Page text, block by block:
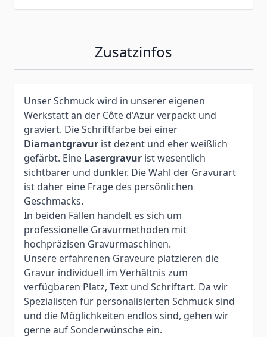
Zusatzinfos
Unser Schmuck wird in unserer eigenen
Werkstatt an der Côte d'Azur verpackt und
graviert. Die Schriftfarbe bei einer
Diamantgravur ist dezent und eher weißlich
gefärbt. Eine Lasergravur ist wesentlich
sichtbarer und dunkler. Die Wahl der Gravurart
ist daher eine Frage des persönlichen
Geschmacks.
In beiden Fällen handelt es sich um
professionelle Gravurmethoden mit
hochpräzisen Gravurmaschinen.
Unsere erfahrenen Graveure platzieren die
Gravur individuell im Verhältnis zum
verfügbaren Platz, Text und Schriftart. Da wir
Spezialisten für personalisierten Schmuck sind
und die Möglichkeiten endlos sind, gehen wir
gerne auf Sonderwünsche ein.